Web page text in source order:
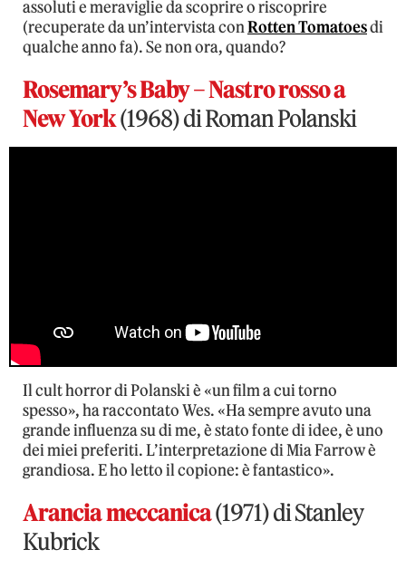
assoluti e meraviglie da scoprire o riscoprire
(recuperate da un’intervista conRotten Tomatoesdi
qualche anno fa). Se non ora, quando?
Rosemary’s Baby – Nastro rosso a
New York(1968) di Roman Polanski
Il cult horror di Polanski è «un film a cui torno
spesso», ha raccontato Wes. «Ha sempre avuto una
grande influenza su di me, è stato fonte di idee, è uno
dei miei preferiti. L’interpretazione di Mia Farrow è
grandiosa. E ho letto il copione: è fantastico».
Arancia meccanica(1971) di Stanley
Kubrick